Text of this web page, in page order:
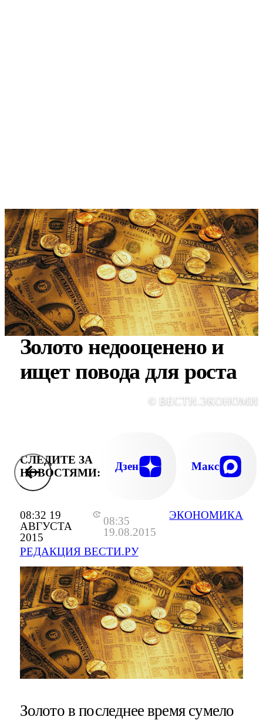
08:32 19
АВГУСТА
2015
08:35
19.08.2015
РЕДАКЦИЯ ВЕСТИ.РУ
ЭКОНОМИКА
Золото недооценено и
ищет повода для роста
©
СЛЕДИТЕ ЗА
НОВОСТЯМИ:
Дзен Макс
Золото в последнее время сумело